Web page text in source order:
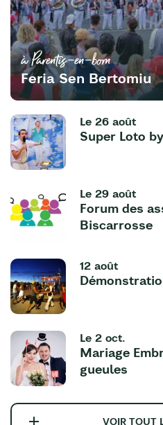
à Parentis-en-born
Feria Sen Bertomiu
Le 26 août
Super Loto
Le 29 août
Forum des
Biscarrosse
12 août
Le 2 oct.
Mariage
gueules
VOIR TOUT